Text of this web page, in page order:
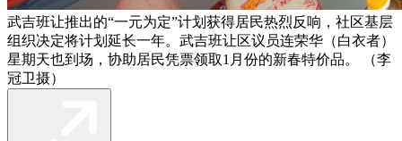
武吉班让推出的“一元为定”计划获得居民热烈反响，社区基层
组织决定将计划延长一年。武吉班让区议员连荣华（白衣者）
星期天也到场，协助居民凭票领取1月份的新春特价品。 （李
冠卫摄）